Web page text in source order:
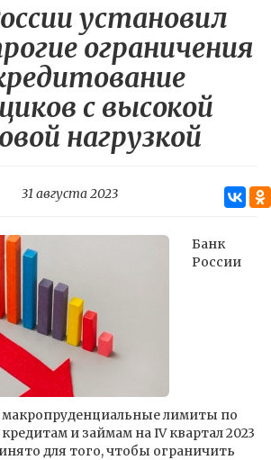
установил
ограничения
с высокой
нагрузкой
31 августа 2023
Банк
России
лимиты по
и займам на IV квартал 2023
для того, чтобы ограничить